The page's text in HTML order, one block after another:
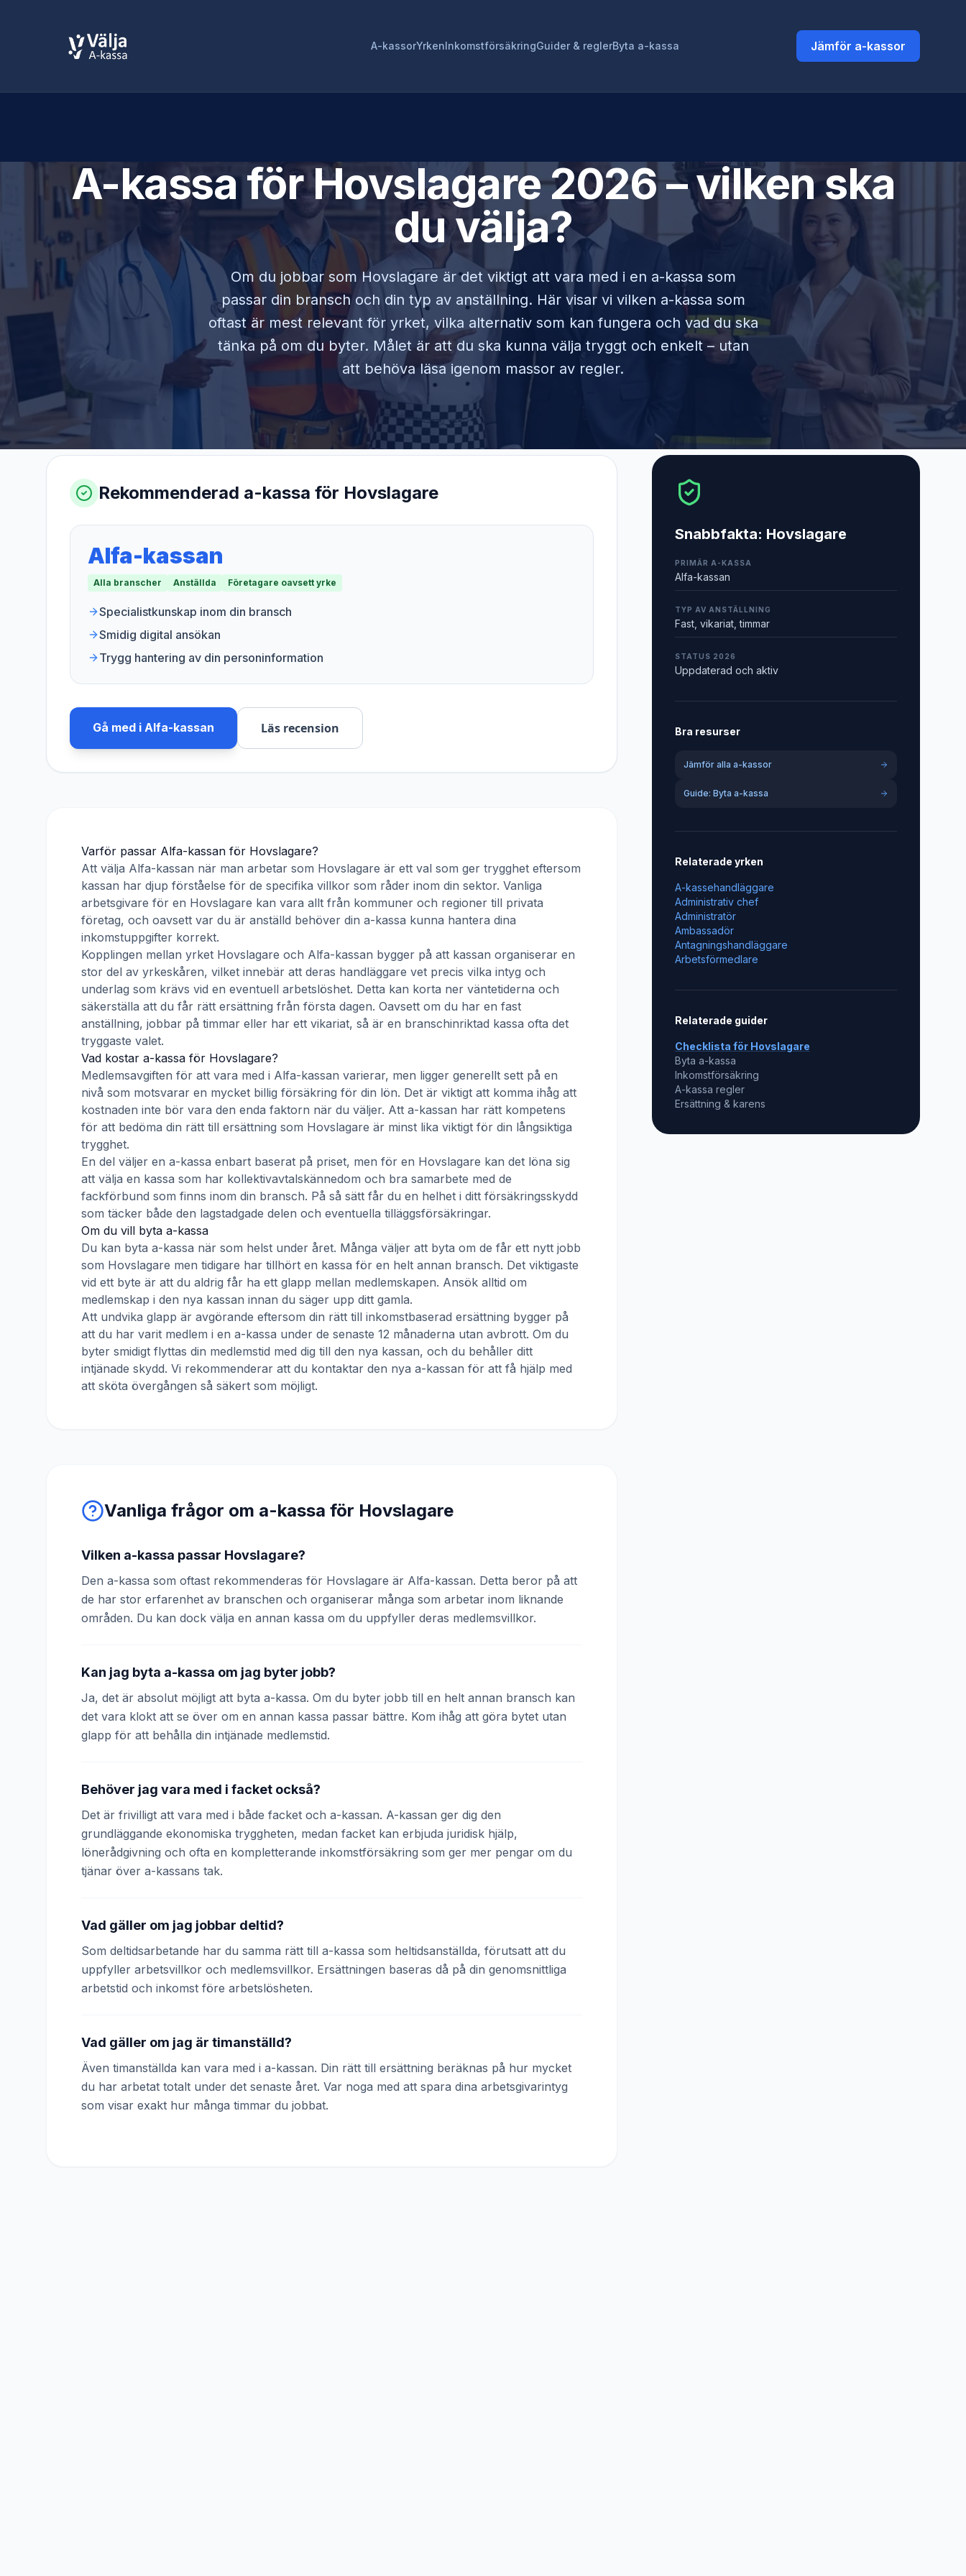
A-kassorYrkenInkomstförsäkringGuider & reglerByta a-kassa Jämför a-kassor
A-kassa förHovslagare2026 – vilken ska
du välja?
Om du jobbar som Hovslagare är det viktigt att vara med i en a-kassa som
passar din bransch och din typ av anställning. Här visar vi vilken a-kassa som
oftast är mest relevant för yrket, vilka alternativ som kan fungera och vad du ska
tänka på om du byter. Målet är att du ska kunna välja tryggt och enkelt – utan
att behöva läsa igenom massor av regler.
Rekommenderad a-kassa för Hovslagare
Alfa-kassan
Alla branscher Anställda Företagare oavsett yrke
Specialistkunskap inom din bransch
Smidig digital ansökan
Trygg hantering av din personinformation
Gå med i Alfa-kassan Läs recension
Varför passar Alfa-kassan för Hovslagare?
Att välja Alfa-kassan när man arbetar som Hovslagare är ett val som ger trygghet eftersom
kassan har djup förståelse för de specifika villkor som råder inom din sektor. Vanliga
arbetsgivare för en Hovslagare kan vara allt från kommuner och regioner till privata
företag, och oavsett var du är anställd behöver din a-kassa kunna hantera dina
inkomstuppgifter korrekt.
Kopplingen mellan yrket Hovslagare och Alfa-kassan bygger på att kassan organiserar en
stor del av yrkeskåren, vilket innebär att deras handläggare vet precis vilka intyg och
underlag som krävs vid en eventuell arbetslöshet. Detta kan korta ner väntetiderna och
säkerställa att du får rätt ersättning från första dagen. Oavsett om du har en fast
anställning, jobbar på timmar eller har ett vikariat, så är en branschinriktad kassa ofta det
tryggaste valet.
Vad kostar a-kassa för Hovslagare?
Medlemsavgiften för att vara med i Alfa-kassan varierar, men ligger generellt sett på en
nivå som motsvarar en mycket billig försäkring för din lön. Det är viktigt att komma ihåg att
kostnaden inte bör vara den enda faktorn när du väljer. Att a-kassan har rätt kompetens
för att bedöma din rätt till ersättning som Hovslagare är minst lika viktigt för din långsiktiga
trygghet.
En del väljer en a-kassa enbart baserat på priset, men för en Hovslagare kan det löna sig
att välja en kassa som har kollektivavtalskännedom och bra samarbete med de
fackförbund som finns inom din bransch. På så sätt får du en helhet i ditt försäkringsskydd
som täcker både den lagstadgade delen och eventuella tilläggsförsäkringar.
Om du vill byta a-kassa
Du kan byta a-kassa när som helst under året. Många väljer att byta om de får ett nytt jobb
som Hovslagare men tidigare har tillhört en kassa för en helt annan bransch. Det viktigaste
vid ett byte är att du aldrig får ha ett glapp mellan medlemskapen. Ansök alltid om
medlemskap i den nya kassan innan du säger upp ditt gamla.
Att undvika glapp är avgörande eftersom din rätt till inkomstbaserad ersättning bygger på
att du har varit medlem i en a-kassa under de senaste 12 månaderna utan avbrott. Om du
byter smidigt flyttas din medlemstid med dig till den nya kassan, och du behåller ditt
intjänade skydd. Vi rekommenderar att du kontaktar den nya a-kassan för att få hjälp med
att sköta övergången så säkert som möjligt.
Vanliga frågor om a-kassa för Hovslagare
Vilken a-kassa passar Hovslagare?
Den a-kassa som oftast rekommenderas för Hovslagare är Alfa-kassan. Detta beror på att
de har stor erfarenhet av branschen och organiserar många som arbetar inom liknande
områden. Du kan dock välja en annan kassa om du uppfyller deras medlemsvillkor.
Kan jag byta a-kassa om jag byter jobb?
Ja, det är absolut möjligt att byta a-kassa. Om du byter jobb till en helt annan bransch kan
det vara klokt att se över om en annan kassa passar bättre. Kom ihåg att göra bytet utan
glapp för att behålla din intjänade medlemstid.
Behöver jag vara med i facket också?
Det är frivilligt att vara med i både facket och a-kassan. A-kassan ger dig den
grundläggande ekonomiska tryggheten, medan facket kan erbjuda juridisk hjälp,
lönerådgivning och ofta en kompletterande inkomstförsäkring som ger mer pengar om du
tjänar över a-kassans tak.
Vad gäller om jag jobbar deltid?
Som deltidsarbetande har du samma rätt till a-kassa som heltidsanställda, förutsatt att du
uppfyller arbetsvillkor och medlemsvillkor. Ersättningen baseras då på din genomsnittliga
arbetstid och inkomst före arbetslösheten.
Vad gäller om jag är timanställd?
Även timanställda kan vara med i a-kassan. Din rätt till ersättning beräknas på hur mycket
du har arbetat totalt under det senaste året. Var noga med att spara dina arbetsgivarintyg
som visar exakt hur många timmar du jobbat.
Snabbfakta: Hovslagare
PRIMÄR A-KASSA
Alfa-kassan
TYP AV ANSTÄLLNING
Fast, vikariat, timmar
STATUS 2026
Uppdaterad och aktiv
Bra resurser
Jämför alla a-kassor
Guide: Byta a-kassa
Relaterade yrken
A-kassehandläggare
Administrativ chef
Administratör
Ambassadör
Antagningshandläggare
Arbetsförmedlare
Relaterade guider
Checklista för Hovslagare
Byta a-kassa
Inkomstförsäkring
A-kassa regler
Ersättning & karens